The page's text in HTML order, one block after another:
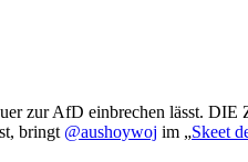
zur AfD einbrechen lässt.
bringt @aushoywoj im „Skeet